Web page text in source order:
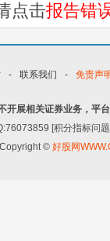
点击报告错
- 联系我们 - 免责声
开展相关证券业务，平
[积分指标问
Copyright © 好股网